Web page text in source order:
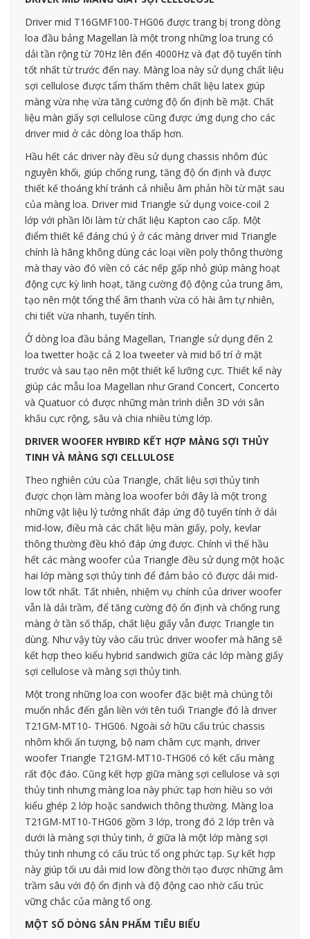
Driver mid T16GMF100-THG06 được trang bị trong dòng
loa đầu bảng Magellan là một trong những loa trung có
dải tần rộng từ 70Hz lên đến 4000Hz và đạt độ tuyến tính
tốt nhất từ trước đến nay. Màng loa này sử dụng chất liệu
sợi cellulose được tẩm thấm thêm chất liệu latex giúp
màng vừa nhẹ vừa tăng cường độ ổn định bề mặt. Chất
liệu màn giấy sợi cellulose cũng được ứng dụng cho các
driver mid ở các dòng loa thấp hơn.
Hầu hết các driver này đều sử dụng chassis nhôm đúc
nguyên khối, giúp chống rung, tăng độ ổn định và được
thiết kế thoáng khí tránh cả nhiễu âm phản hồi từ mặt sau
của màng loa. Driver mid Triangle sử dụng voice-coil 2
lớp với phần lõi làm từ chất liệu Kapton cao cấp. Một
điểm thiết kế đáng chú ý ở các màng driver mid Triangle
chính là hãng không dùng các loại viền poly thông thường
mà thay vào đó viền có các nếp gấp nhỏ giúp màng hoạt
động cực kỳ linh hoạt, tăng cường độ động của trung âm,
tạo nên một tổng thể âm thanh vừa có hài âm tự nhiên,
chi tiết vừa nhanh, tuyến tính.
Ở dòng loa đầu bảng Magellan, Triangle sử dụng đến 2
loa twetter hoặc cả 2 loa tweeter và mid bố trí ở mặt
trước và sau tạo nên một thiết kế lưỡng cực. Thiết kế này
giúp các mẫu loa Magellan như Grand Concert, Concerto
và Quatuor có được những màn trình diễn 3D với sân
khấu cực rộng, sâu và chia nhiều từng lớp.
DRIVER WOOFER HYBIRD KẾT HỢP MÀNG SỢI THỦY
TINH VÀ MÀNG SỢI CELLULOSE
Theo nghiên cứu của Triangle, chất liệu sợi thủy tinh
được chọn làm màng loa woofer bởi đây là một trong
những vật liệu lý tưởng nhất đáp ứng độ tuyến tính ở dải
mid-low, điều mà các chất liệu màn giấy, poly, kevlar
thông thường đều khó đáp ứng được. Chính vì thế hầu
hết các màng woofer của Triangle đều sử dụng một hoặc
hai lớp màng sợi thủy tinh để đảm bảo có được dải mid-
low tốt nhất. Tất nhiên, nhiệm vụ chính của driver woofer
vẫn là dải trầm, để tăng cường độ ổn định và chống rung
màng ở tần số thấp, chất liệu giấy vẫn được Triangle tin
dùng. Như vậy tùy vào cấu trúc driver woofer mà hãng sẽ
kết hợp theo kiểu hybrid sandwich giữa các lớp màng giấy
sợi cellulose và màng sợi thủy tinh.
Một trong những loa con woofer đặc biệt mà chúng tôi
muốn nhắc đến gắn liền với tên tuổi Triangle đó là driver
T21GM-MT10- THG06. Ngoài sở hữu cấu trúc chassis
nhôm khối ấn tượng, bộ nam châm cực mạnh, driver
woofer Triangle T21GM-MT10-THG06 có kết cấu màng
rất độc đáo. Cũng kết hợp giữa màng sợi cellulose và sợi
thủy tinh nhưng màng loa này phức tạp hơn hiều so với
kiểu ghép 2 lớp hoặc sandwich thông thường. Màng loa
T21GM-MT10-THG06 gồm 3 lớp, trong đó 2 lớp trên và
dưới là màng sợi thủy tinh, ở giữa là một lớp màng sợi
thủy tinh nhưng có cấu trúc tổ ong phức tạp. Sự kết hợp
này giúp tối ưu dải mid low đồng thời tạo được những âm
trầm sâu với độ ổn định và độ động cao nhờ cấu trúc
vững chắc của màng tổ ong.
MỘT SỐ DÒNG SẢN PHẨM TIÊU BIỂU